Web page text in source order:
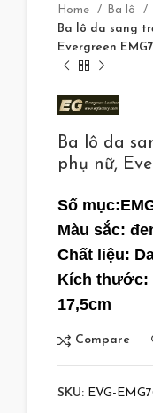
Home Ba lô
Ba lô da sang
Evergreen
Ba lô da
phụ nữ,
Số mục:
Màu sắc:
Chất liệu:
Kích thước:
17,5cm
Compare
SKU: EVG-